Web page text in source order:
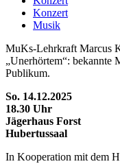
Konzert
Musik
MuKs-Lehrkraft Marcus
„Unerhörtem“: bekannte
Publikum.
So. 14.12.2025
18.30 Uhr
Jägerhaus Forst
Hubertussaal
In Kooperation mit dem